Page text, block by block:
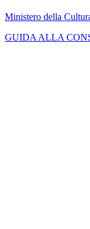
Ministero della
GUIDA ALLA